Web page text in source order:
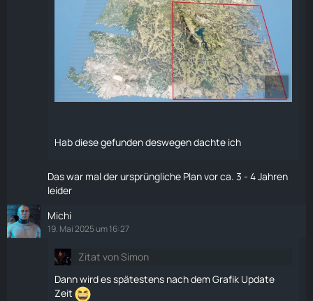
Hab diese gefunden deswegen dachte ich
Das war mal der ursprüngliche Plan vor ca. 3 - 4 Jahren
leider
Michi
19. Mai 2025 um 16:27
Zitat von Simon
Dann wird es spätestens nach dem Grafik Update
Zeit